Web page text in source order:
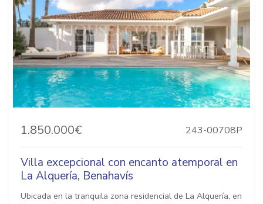
1.850.000€ 243-00708P
Villa excepcional con encanto atemporal en
La Alquería, Benahavís
Ubicada en la tranquila zona residencial de La Alquería, en